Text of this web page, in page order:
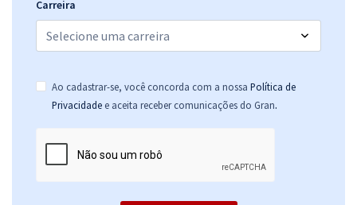
Carreira
Ao cadastrar-se, você concorda com a nossa Política de
Privacidade e aceita receber comunicações do Gran.